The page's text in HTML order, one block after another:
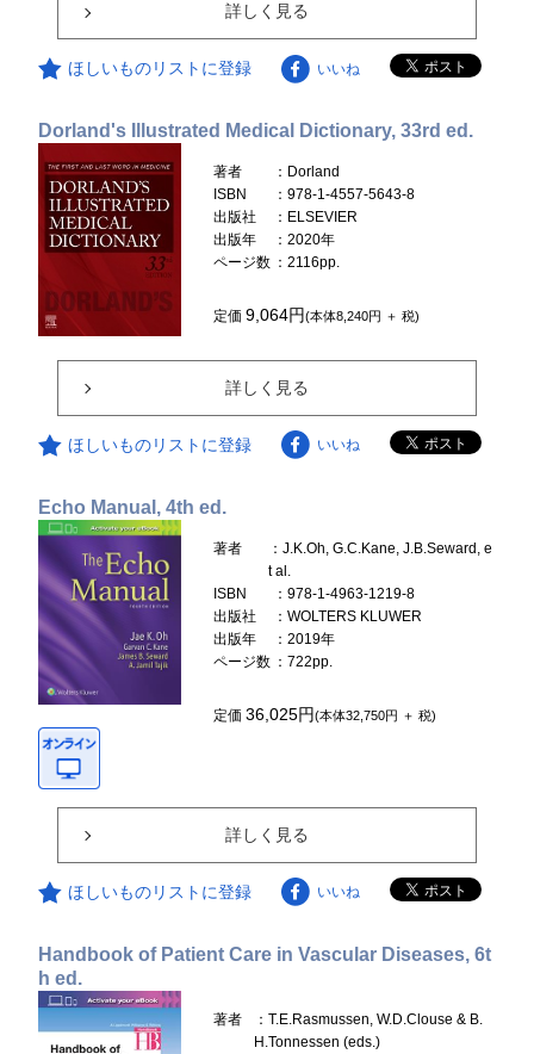
詳しく見る
ほしいものリストに登録 いいね
Dorland's Illustrated Medical Dictionary, 33rd ed.
著者
：Dorland
ISBN
：978-1-4557-5643-8
出版社
：ELSEVIER
出版年
：2020年
ページ数 ：2116pp.
定価9,064円(本体8,240円 ＋ 税)
詳しく見る
ほしいものリストに登録 いいね
Echo Manual, 4th ed.
著者
：J.K.Oh, G.C.Kane, J.B.Seward, e
t al.
ISBN
：978-1-4963-1219-8
出版社
：WOLTERS KLUWER
出版年
：2019年
ページ数 ：722pp.
定価36,025円(本体32,750円 ＋ 税)
詳しく見る
ほしいものリストに登録 いいね
Handbook of Patient Care in Vascular Diseases, 6t
h ed.
著者
：T.E.Rasmussen, W.D.Clouse & B.
H.Tonnessen (eds.)